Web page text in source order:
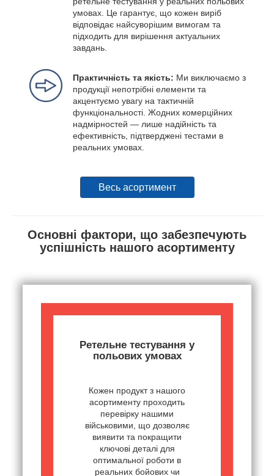
умовах. Це гарантує, що кожен виріб
відповідає найсуворішим вимогам та
підходить для вирішення актуальних
завдань.
Практичність та якість: Ми виключаємо з
продукції непотрібні елементи та
акцентуємо увагу на тактичній
функціональності. Жодних комерційних
надмірностей — лише надійність та
ефективність, підтверджені тестами в
реальних умовах.
Весь асортимент
Основні фактори, що забезпечують
успішність нашого асортименту
Ретельне тестування у
польових умовах
Кожен продукт з нашого
асортименту проходить
перевірку нашими
військовими, що дозволяє
виявити та покращити
ключові деталі для
оптимальної роботи в
реальних бойових чи